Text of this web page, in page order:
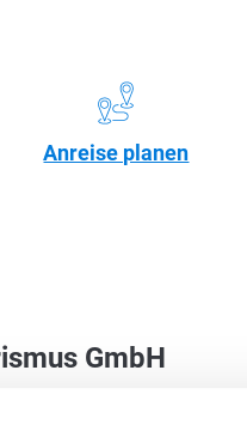
Anreise planen
GmbH